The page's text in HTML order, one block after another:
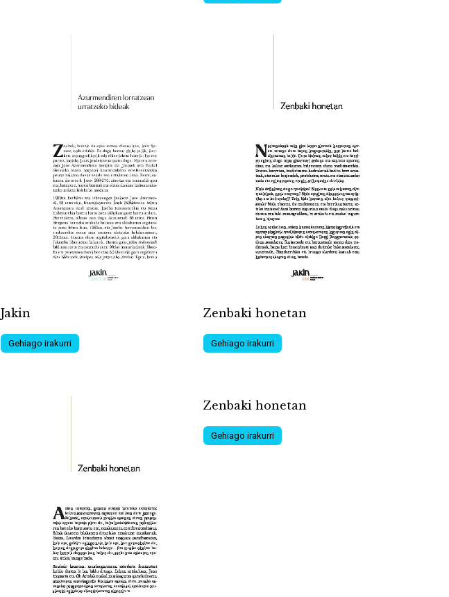
Jakin
Gehiago irakurri
Zenbaki honetan
Gehiago irakurri
Zenbaki honetan
Gehiago irakurri